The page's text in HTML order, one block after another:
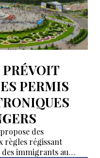
PERMIS
des
règles régissant
immigrants au